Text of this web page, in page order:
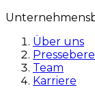
Über uns
Team
Karriere